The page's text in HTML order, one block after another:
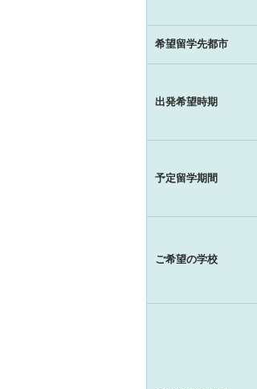
希望留学先都市
出発希望時期
予定留学期間
ご希望の学校